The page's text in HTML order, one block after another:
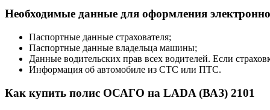
Необходимые данные для оформления
Паспортные данные страхователя;
Паспортные данные владельца машины;
Данные водительских прав всех водителей. Если
Информация об автомобиле из СТС или ПТС.
Как купить полис ОСАГО на LADA (ВАЗ) 2101